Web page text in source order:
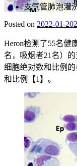
支气管肺泡灌
Posted on 2022-01-20
Heron检测了55名健
名，吸烟者21名）
细胞绝对数和比例
和比例【1】。